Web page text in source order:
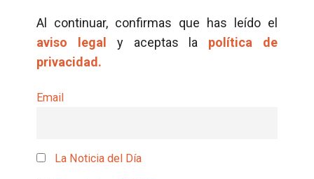
Al continuar, confirmas que has leído el
aviso legal
y aceptas la política de
privacidad.
Email
La Noticia del Día